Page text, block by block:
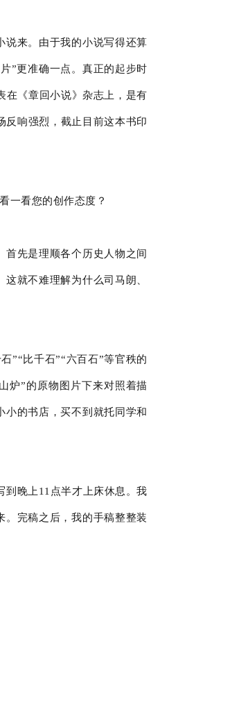
说来。由于我的小说写得还算
”更准确一点。真正的起步时
在《章回小说》杂志上，是有
反响强烈，截止目前这本书印
一看您的创作态度？
首先是理顺各个历史人物之间
就不难理解为什么司马朗、
”“比千石”“六百石”等官秩的
炉”的原物图片下来对照着描
的书店，买不到就托同学和
到晚上11点半才上床休息。我
完稿之后，我的手稿整整装